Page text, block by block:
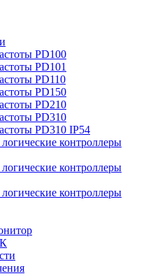
PD100
PD101
PD110
PD150
PD210
PD310
PD310 IP54
контроллеры
контроллеры
контроллеры